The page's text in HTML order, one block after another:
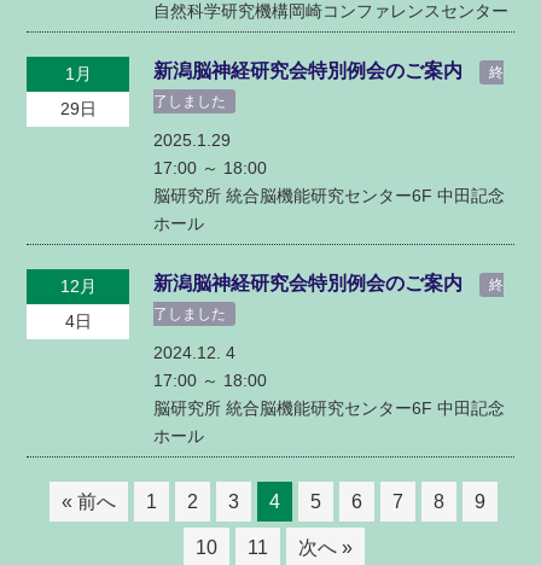
自然科学研究機構岡崎コンファレンスセンター
1月
29日
新潟脳神経研究会特別例会のご案内
終
了しました
2025.1.29
17:00 ～ 18:00
脳研究所 統合脳機能研究センター6F 中田記念
ホール
12月
4日
新潟脳神経研究会特別例会のご案内
終
了しました
2024.12. 4
17:00 ～ 18:00
脳研究所 統合脳機能研究センター6F 中田記念
ホール
« 前へ 1 2 3 4 5 6 7 8 9
10 11 次へ »